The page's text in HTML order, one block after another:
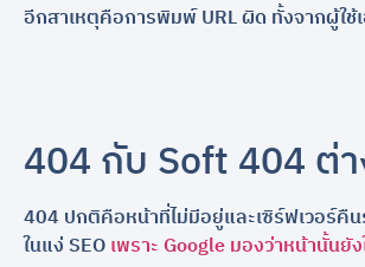
อีกสาเหตุคือการพิมพ์ URL ผิด ทั้งจากผู้ใช้
404 กับ Soft 404 ต่
404 ปกติคือหน้าที่ไม่มีอยู่และเซิร์ฟเวอร์คื
ในแง่ SEOเพราะ Google มองว่าหน้านั้นยั